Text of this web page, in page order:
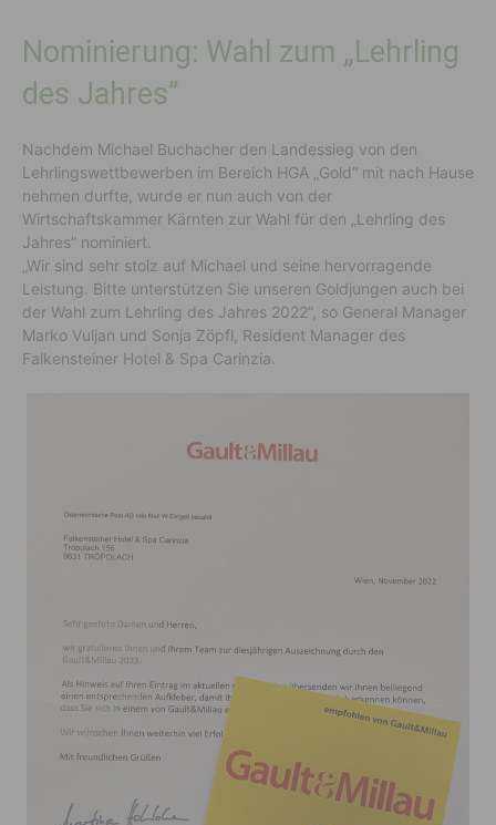
Nominierung: Wahl zum „Lehrling
des Jahres”
Nachdem Michael Buchacher den Landessieg von den
Lehrlingswettbewerben im Bereich HGA „Gold“ mit nach Hause
nehmen durfte, wurde er nun auch von der
Wirtschaftskammer Kärnten zur Wahl für den „Lehrling des
Jahres” nominiert.
„Wir sind sehr stolz auf Michael und seine hervorragende
Leistung. Bitte unterstützen Sie unseren Goldjungen auch bei
der Wahl zum Lehrling des Jahres 2022”, so General Manager
Marko Vuljan und Sonja Zöpfl, Resident Manager des
Falkensteiner Hotel & Spa Carinzia.